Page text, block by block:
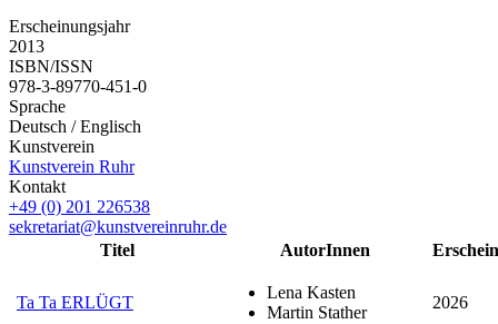
Erscheinungsjahr
2013
ISBN/ISSN
978-3-89770-451-0
Sprache
Deutsch / Englisch
Kunstverein
Kunstverein Ruhr
Kontakt
+49 (0) 201 226538
sekretariat@kunstvereinruhr.de
Titel
AutorInnen
Ta Ta ERLÜGT
Lena Kasten
Martin Stather
2026